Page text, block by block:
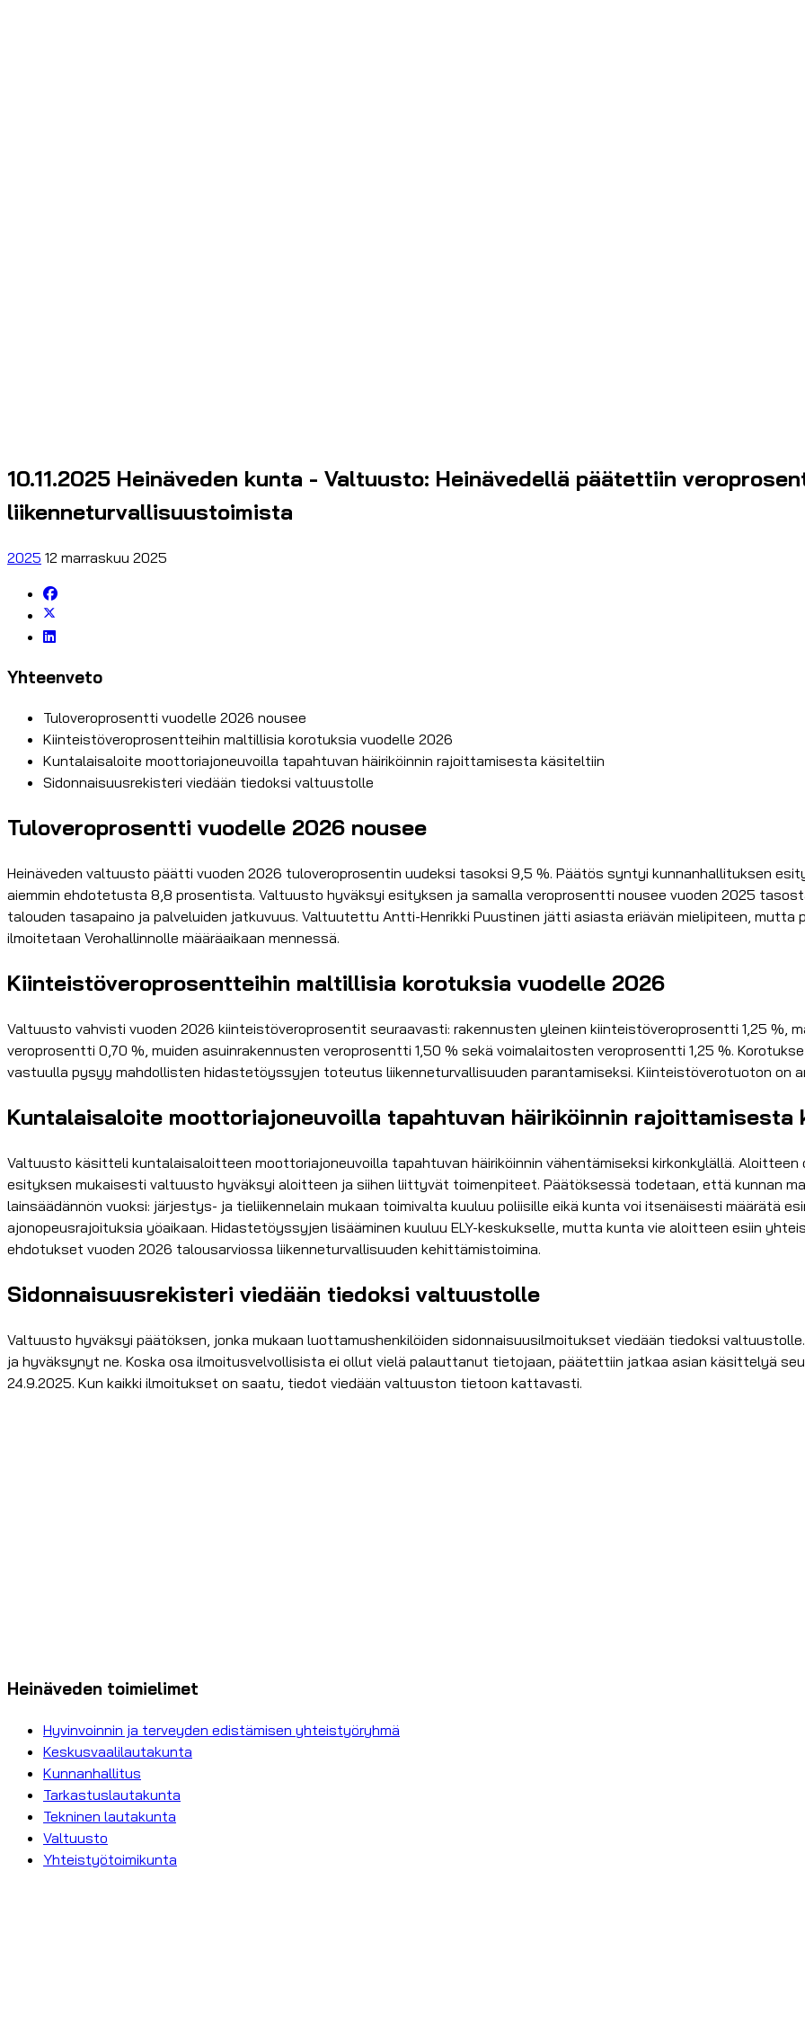
10.11.2025 Heinäveden kunta - Valtuusto: Heinävedellä päätettiin
liikenneturvallisuustoimista
2025 12 marraskuu 2025
Yhteenveto
Tuloveroprosentti vuodelle 2026 nousee
Kiinteistöveroprosentteihin maltillisia korotuksia vuodelle 2026
Kuntalaisaloite moottoriajoneuvoilla tapahtuvan häiriköinnin rajoittamisesta käsiteltiin
Sidonnaisuusrekisteri viedään tiedoksi valtuustolle
Tuloveroprosentti vuodelle 2026 nousee
Heinäveden valtuusto päätti vuoden 2026 tuloveroprosentin uudeksi tasoksi 9,5 %. Päätös syntyi kunnanhallituksen
aiemmin ehdotetusta 8,8 prosentista. Valtuusto hyväksyi esityksen ja samalla veroprosentti nousee vuoden 2025
talouden tasapaino ja palveluiden jatkuvuus. Valtuutettu Antti-Henrikki Puustinen jätti asiasta eriävän mielipiteen, mutta
ilmoitetaan Verohallinnolle määräaikaan mennessä.
Kiinteistöveroprosentteihin maltillisia korotuksia vuodelle 2026
Valtuusto vahvisti vuoden 2026 kiinteistöveroprosentit seuraavasti: rakennusten yleinen kiinteistöveroprosentti 1,25 %,
veroprosentti 0,70 %, muiden asuinrakennusten veroprosentti 1,50 % sekä voimalaitosten veroprosentti 1,25 %.
vastuulla pysyy mahdollisten hidastetöyssyjen toteutus liikenneturvallisuuden parantamiseksi. Kiinteistöverotuoton on
Kuntalaisaloite moottoriajoneuvoilla tapahtuvan häiriköinnin rajoittamisesta
Valtuusto käsitteli kuntalaisaloitteen moottoriajoneuvoilla tapahtuvan häiriköinnin vähentämiseksi kirkonkylällä.
esityksen mukaisesti valtuusto hyväksyi aloitteen ja siihen liittyvät toimenpiteet. Päätöksessä todetaan, että kunnan
lainsäädännön vuoksi: järjestys- ja tieliikennelain mukaan toimivalta kuuluu poliisille eikä kunta voi itsenäisesti määrätä
ajonopeusrajoituksia yöaikaan. Hidastetöyssyjen lisääminen kuuluu ELY-keskukselle, mutta kunta vie aloitteen esiin
ehdotukset vuoden 2026 talousarviossa liikenneturvallisuuden kehittämistoimina.
Sidonnaisuusrekisteri viedään tiedoksi valtuustolle
Valtuusto hyväksyi päätöksen, jonka mukaan luottamushenkilöiden sidonnaisuusilmoitukset viedään tiedoksi
ja hyväksynyt ne. Koska osa ilmoitusvelvollisista ei ollut vielä palauttanut tietojaan, päätettiin jatkaa asian käsittelyä
24.9.2025. Kun kaikki ilmoitukset on saatu, tiedot viedään valtuuston tietoon kattavasti.
Heinäveden toimielimet
Hyvinvoinnin ja terveyden edistämisen yhteistyöryhmä
Keskusvaalilautakunta
Kunnanhallitus
Tarkastuslautakunta
Tekninen lautakunta
Valtuusto
Yhteistyötoimikunta